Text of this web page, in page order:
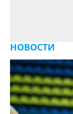
НОВОСТИ